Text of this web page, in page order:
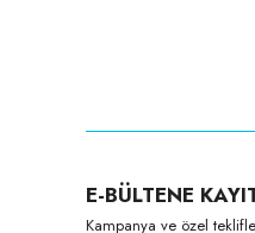
E-BÜLTENE
Kampanya ve özel